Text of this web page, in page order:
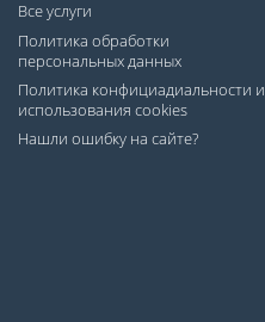
Все услуги
Политика обработки
персональных данных
Политика конфициадиальности и
использования cookies
Нашли ошибку на сайте?